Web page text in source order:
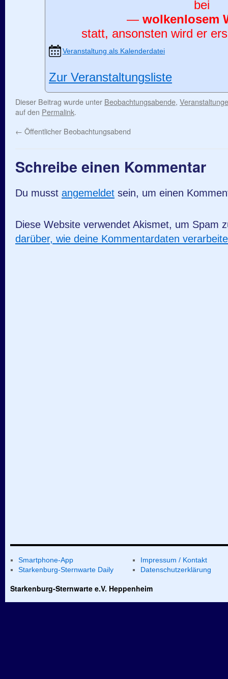
bei
— wolkenlosem
statt, ansonsten wird er
Veranstaltung als Kalenderdatei
Zur Veranstaltungsliste
Dieser Beitrag wurde unter Beobachtungsabende,
auf den Permalink.
← Öffentlicher Beobachtungsabend
Schreibe einen Kommentar
Du musst angemeldet sein, um einen
Diese Website verwendet Akismet, um Spam
darüber, wie deine Kommentardaten
Smartphone-App
Starkenburg-Sternwarte Daily
Impressum / Kontakt
Datenschutzerklärung
Starkenburg-Sternwarte e.V. Heppenheim